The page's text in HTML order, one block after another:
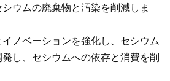
ウムの廃棄物と汚染を削減しま
ノベーションを強化し、セシウム
し、セシウムへの依存と消費を削